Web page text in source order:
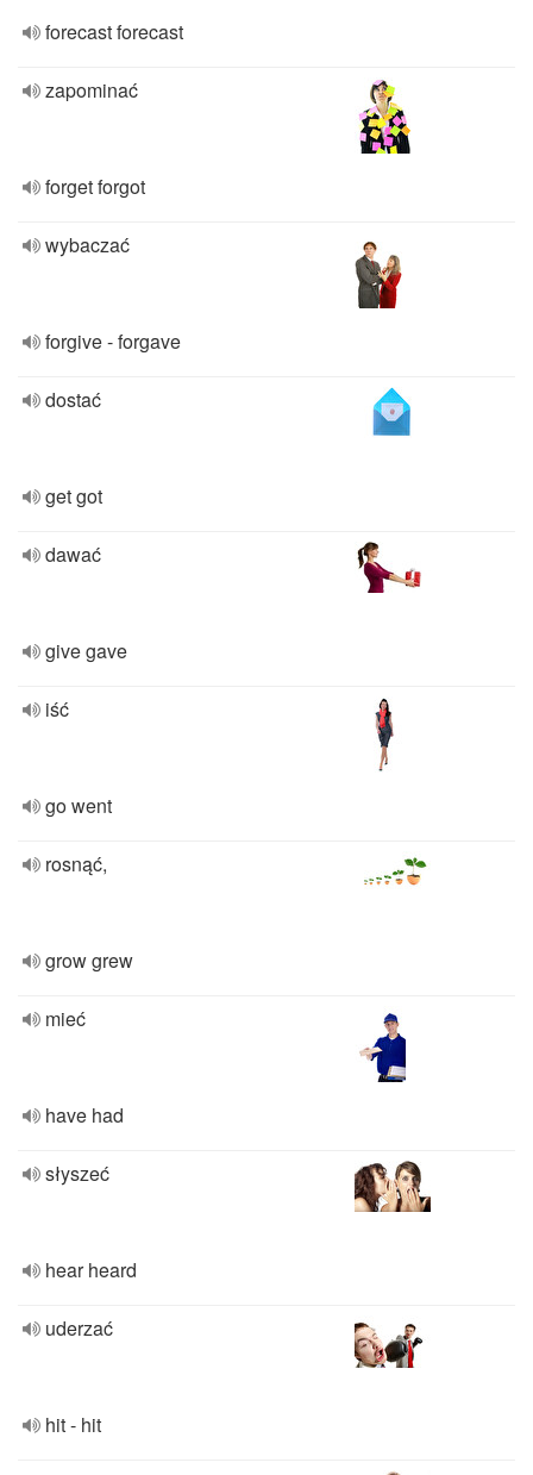
forecast forecast
zapominać
forget forgot
wybaczać
forgive - forgave
dostać
get got
dawać
give gave
iść
go went
rosnąć,
grow grew
mieć
have had
słyszeć
hear heard
uderzać
hit - hit